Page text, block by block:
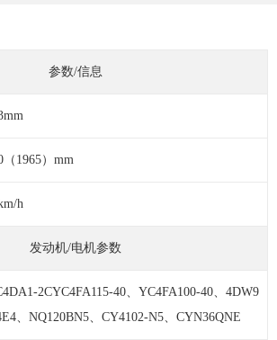
参数/信息
（1965）mm
h
发动机/电机参数
2CYC4FA115-40、YC4FA100-40、4DW9
、NQ120BN5、CY4102-N5、CYN36QNE